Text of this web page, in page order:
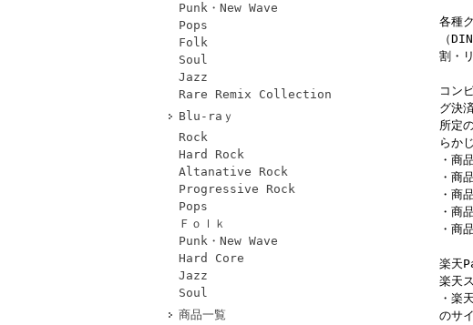
Punk・New Wave
Pops
Folk
Soul
Jazz
Rare Remix Collection
Blu-raｙ
Rock
Hard Rock
Altanative Rock
Progressive Rock
Pops
Ｆｏｌｋ
Punk・New Wave
Hard Core
Jazz
Soul
商品一覧
各種
（
割・
コン
グ決済
所定
らか
・商
・商
・商
・商
・商
楽天
楽天
・楽
のサ